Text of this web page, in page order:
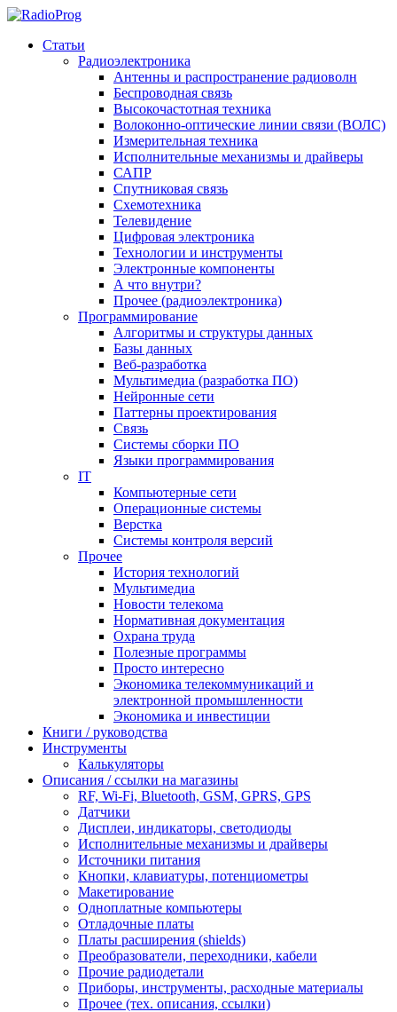
Статьи
Радиоэлектроника
Антенны и распространение радиоволн
Беспроводная связь
Высокочастотная техника
Волоконно-оптические линии связи (ВОЛС)
Измерительная техника
Исполнительные механизмы и драйверы
САПР
Спутниковая связь
Схемотехника
Телевидение
Цифровая электроника
Технологии и инструменты
Электронные компоненты
А что внутри?
Прочее (радиоэлектроника)
Программирование
Алгоритмы и структуры данных
Базы данных
Веб-разработка
Мультимедиа (разработка ПО)
Нейронные сети
Паттерны проектирования
Связь
Системы сборки ПО
Языки программирования
IT
Компьютерные сети
Операционные системы
Верстка
Системы контроля версий
Прочее
История технологий
Мультимедиа
Новости телекома
Нормативная документация
Охрана труда
Полезные программы
Просто интересно
Экономика телекоммуникаций и
электронной промышленности
Экономика и инвестиции
Книги / руководства
Инструменты
Калькуляторы
Описания / ссылки на магазины
RF, Wi-Fi, Bluetooth, GSM, GPRS, GPS
Датчики
Дисплеи, индикаторы, светодиоды
Исполнительные механизмы и драйверы
Источники питания
Кнопки, клавиатуры, потенциометры
Макетирование
Одноплатные компьютеры
Отладочные платы
Платы расширения (shields)
Преобразователи, переходники, кабели
Прочие радиодетали
Приборы, инструменты, расходные материалы
Прочее (тех. описания, ссылки)